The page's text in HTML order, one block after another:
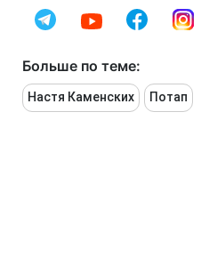
Больше по теме:
Настя Каменских Потап